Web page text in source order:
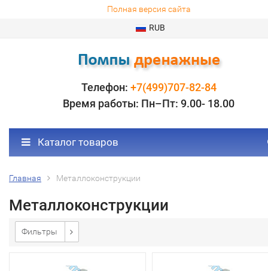
Полная версия сайта
RUB
Телефон: +7(499)707-82-84
Время работы: Пн–Пт: 9.00- 18.00
Каталог товаров
Главная Металлоконструкции
Металлоконструкции
Фильтры